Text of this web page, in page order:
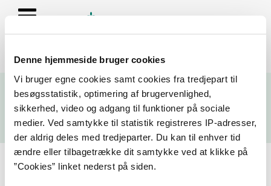
Denne hjemmeside bruger cookies
Vi bruger egne cookies samt cookies fra tredjepart til
besøgsstatistik, optimering af brugervenlighed,
sikkerhed, video og adgang til funktioner på sociale
medier. Ved samtykke til statistik registreres IP-adresser,
der aldrig deles med tredjeparter. Du kan til enhver tid
ændre eller tilbagetrække dit samtykke ved at klikke på
”Cookies” linket nederst på siden.
Se resultater fra fødevarekontrollen og virksomhedernes seneste
fire kontrolrapporter
Søg
Søg på adresse, postnummer, by, firmanavn
Resultater for "elgiganten"